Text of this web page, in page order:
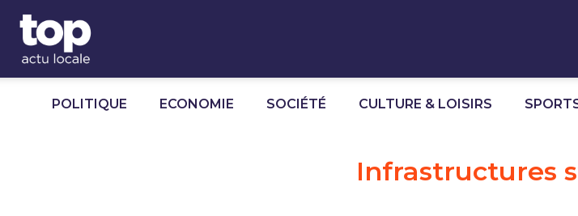
POLITIQUE ECONOMIE SOCIÉTÉ CULTURE & LOISIRS
Infrastructures